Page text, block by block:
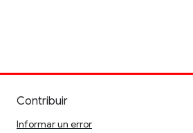
Contribuir
Informar un error